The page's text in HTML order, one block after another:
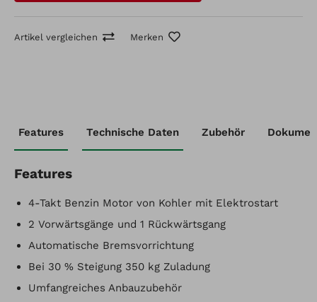
Artikel vergleichen Merken
Raupentransporter F400KE
Features Technische Daten Zubehör
Features
4-Takt Benzin Motor von Kohler mit Elektrostart
2 Vorwärtsgänge und 1 Rückwärtsgang
Automatische Bremsvorrichtung
Bei 30 % Steigung 350 kg Zuladung
Umfangreiches Anbauzubehör